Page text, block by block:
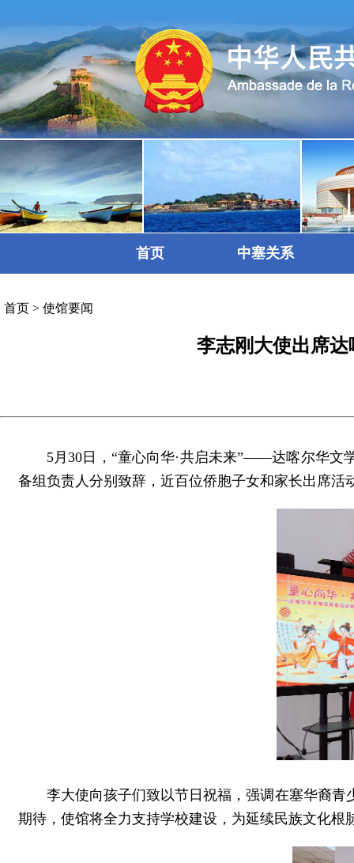
首页 中塞关系
首页 > 使馆要闻
李志刚大使出席
5月30日，“童心向华·共启未来”——达喀尔华文
备组负责人分别致辞，近百位侨胞子女和家长出席活
李大使向孩子们致以节日祝福，强调在塞华裔
期待，使馆将全力支持学校建设，为延续民族文化